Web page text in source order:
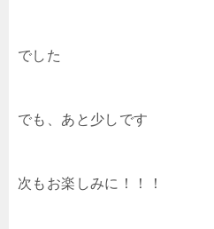
でした
でも、あと少しです
次もお楽しみに！！！